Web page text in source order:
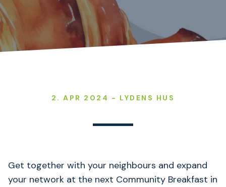
2. APR 2024 - LYDENS HUS
Get together with your neighbours and expand
your network at the next Community Breakfast in